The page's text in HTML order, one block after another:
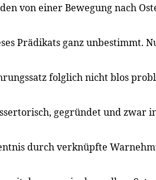
von einer Bewegung nach
Prädikats ganz unbestimmt.
folglich nicht blos
gegründet und zwar
durch verknüpfte